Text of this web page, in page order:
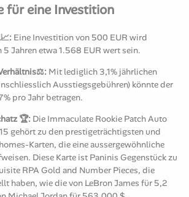
für eine Investition
Eine Investition von 500 EUR wird
Jahren etwa 1.568 EUR wert sein.
Mit lediglich 3,1% jährlichen
Ausstiegsgebühren) könnte der
pro Jahr betragen.
🏆: Die Immaculate Rookie Patch Auto
gehört zu den prestigeträchtigsten und
Karten, die eine aussergewöhnliche
Diese Karte ist Paninis Gegenstück zu
RPA Gold and Number Pieces, die
haben, wie die von LeBron James für 5,2